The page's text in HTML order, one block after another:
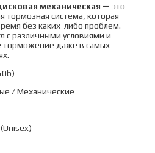
механическая — это
тормозная система, которая
без каких-либо проблем.
с различными условиями и
торможение даже в самых
/ Механические